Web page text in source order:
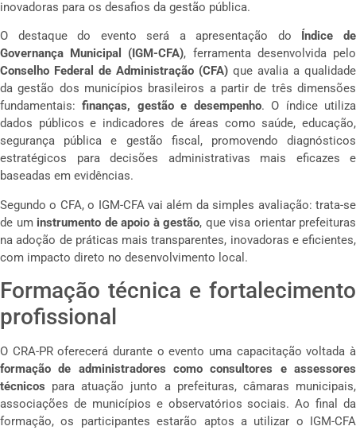
inovadoras para os desafios da gestão pública.
O destaque do evento será a apresentação do Índice de
Governança Municipal (IGM-CFA), ferramenta desenvolvida pelo
Conselho Federal de Administração (CFA) que avalia a qualidade
da gestão dos municípios brasileiros a partir de três dimensões
fundamentais:finanças, gestão e desempenho. O índice utiliza
dados públicos e indicadores de áreas como saúde, educação,
segurança pública e gestão fiscal, promovendo diagnósticos
estratégicos para decisões administrativas mais eficazes e
baseadas em evidências.
Segundo o CFA, o IGM-CFA vai além da simples avaliação: trata-se
de um instrumento de apoio à gestão, que visa orientar prefeituras
na adoção de práticas mais transparentes, inovadoras e eficientes,
com impacto direto no desenvolvimento local.
Formação técnica e fortalecimento
profissional
O CRA-PR oferecerá durante o evento uma capacitação voltada à
formação de administradores como consultores e assessores
técnicos para atuação junto a prefeituras, câmaras municipais,
associações de municípios e observatórios sociais. Ao final da
formação, os participantes estarão aptos a utilizar o IGM-CFA